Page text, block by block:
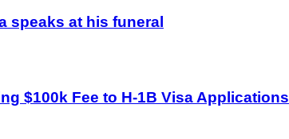
speaks at his funeral
$100k Fee to H-1B Visa Applications